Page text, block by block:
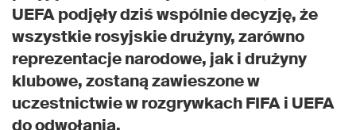
UEFA podjęły dziś wspólnie decyzję, że
wszystkie rosyjskie drużyny, zarówno
reprezentacje narodowe, jak i drużyny
klubowe, zostaną zawieszone w
uczestnictwie w rozgrywkach FIFA i UEFA
do odwołania.